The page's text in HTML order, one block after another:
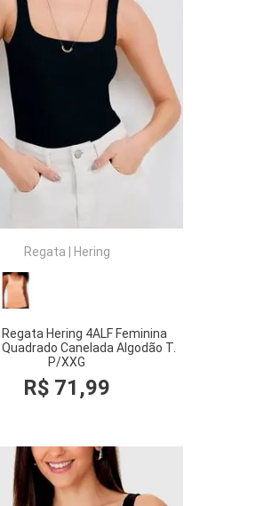
Regata Hering
Hering 4ALF Feminina
Canelada Algodão T.
P/XXG
R$ 71 ,99
COMPRAR